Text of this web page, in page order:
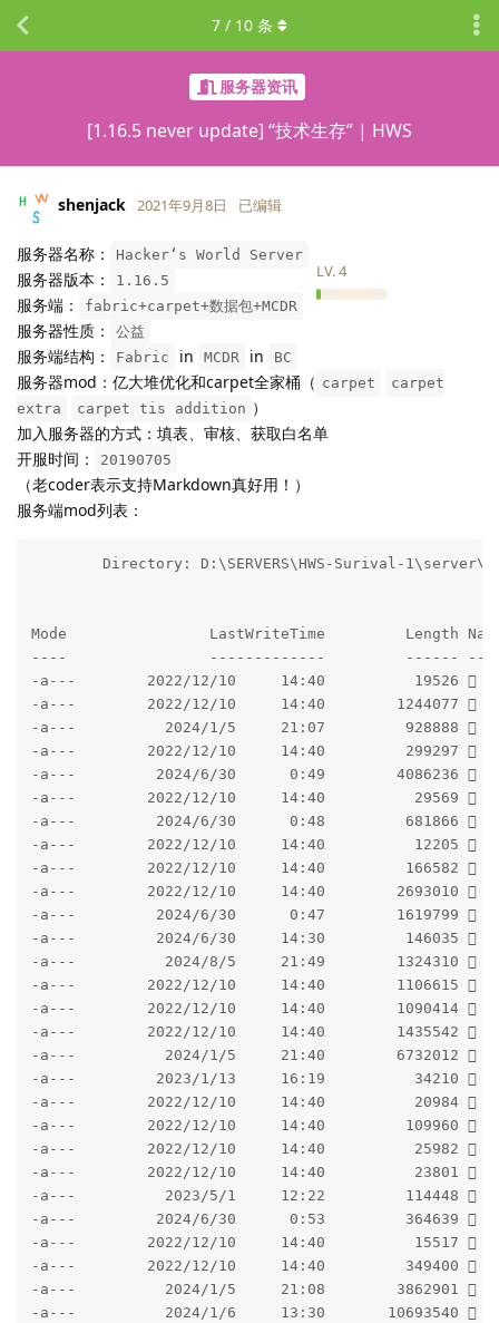
服务器资讯
[1.16.5 never update] “技术生存” | HWS
7 / 10 条
shenjack
LV.4
2021年9月8日 已编辑
服务器名称： Hacker‘s World Server
服务器版本： 1.16.5
服务端： fabric+carpet+数据包+MCDR
服务器性质： 公益
服务端结构： Fabric in MCDR in BC
服务器mod：亿大堆优化和carpet全家桶（ carpet
carpet
extra
carpet tis addition ）
加入服务器的方式：填表、审核、获取白名单
开服时间：
20190705
（老coder表示支持Markdown真好用！）
服务端mod列表：
Directory: D:\SERVERS\HWS-Surival-
Mode                LastWriteTime         Length
----                -------------         ------
-a---        2022/12/10     14:40          19526 
-a---        2022/12/10     14:40        1244077 
-a---          2024/1/5     21:07         928888 
-a---        2022/12/10     14:40         299297 
-a---         2024/6/30      0:49        4086236 
-a---        2022/12/10     14:40          29569 
-a---         2024/6/30      0:48         681866 
-a---        2022/12/10     14:40          12205 
-a---        2022/12/10     14:40         166582 
-a---        2022/12/10     14:40        2693010 
-a---         2024/6/30      0:47        1619799 
-a---         2024/6/30     14:30         146035 
-a---          2024/8/5     21:49        1324310 
-a---        2022/12/10     14:40        1106615 
-a---        2022/12/10     14:40        1090414 
-a---        2022/12/10     14:40        1435542 
-a---          2024/1/5     21:40        6732012 
-a---         2023/1/13     16:19          34210 
-a---        2022/12/10     14:40          20984 
-a---        2022/12/10     14:40         109960 
-a---        2022/12/10     14:40          25982 
-a---        2022/12/10     14:40          23801 
-a---          2023/5/1     12:22         114448 
-a---         2024/6/30      0:53         364639 
-a---        2022/12/10     14:40          15517 
-a---        2022/12/10     14:40         349400 
-a---          2024/1/5     21:08        3862901 
-a---          2024/1/6     13:30       10693540 